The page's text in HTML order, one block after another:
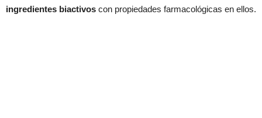
ingredientes biactivos con propiedades farmacológicas en ellos.